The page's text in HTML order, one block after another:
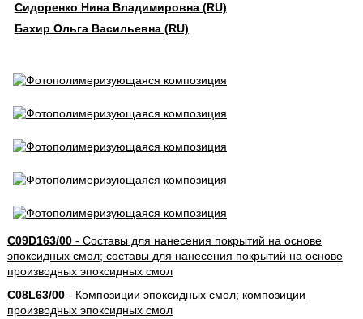
Сидоренко Нина Владимировна (RU)
Бахир Ольга Васильевна (RU)
C09D163/00- Составы для нанесения покрытий на основе
эпоксидных смол; составы для нанесения покрытий на основе
производных эпоксидных смол
C08L63/00- Композиции эпоксидных смол; композиции
производных эпоксидных смол